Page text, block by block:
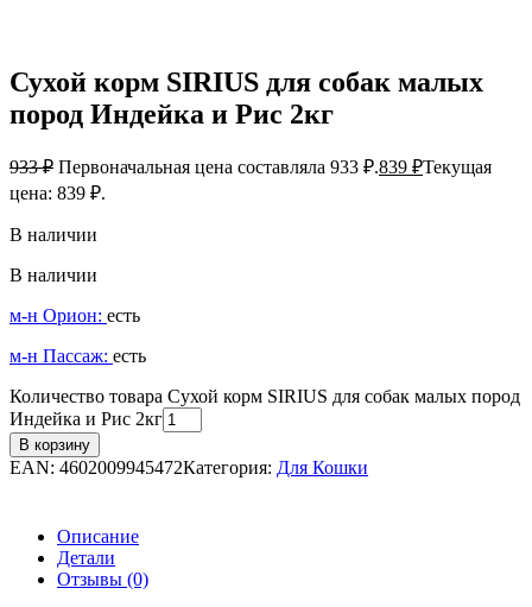
Сухой корм SIRIUS для собак малых
пород Индейка и Рис 2кг
933₽ Первоначальная цена составляла 933 ₽.839 ₽Текущая
цена: 839 ₽.
В наличии
В наличии
м-н Орион: есть
м-н Пассаж: есть
Количество товара Сухой корм SIRIUS для собак малых пород
Индейка и Рис 2кг
В корзину
EAN: 4602009945472Категория: Для Кошки
Описание
Детали
Отзывы (0)